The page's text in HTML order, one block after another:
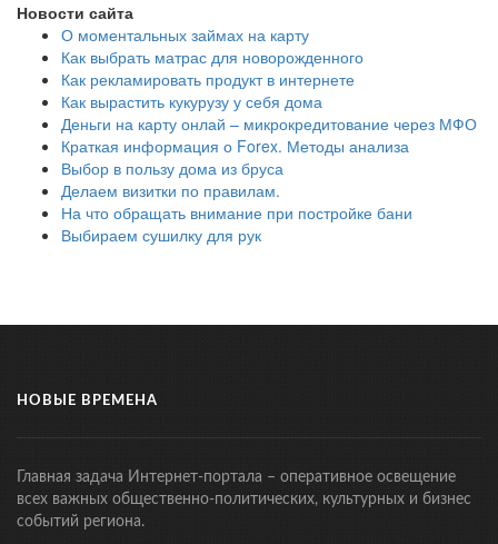
Новости сайта
О моментальных займах на карту
Как выбрать матрас для новорожденного
Как рекламировать продукт в интернете
Как вырастить кукурузу у себя дома
Деньги на карту онлай – микрокредитование через МФО
Краткая информация о Forex. Методы анализа
Выбор в пользу дома из бруса
Делаем визитки по правилам.
На что обращать внимание при постройке бани
Выбираем сушилку для рук
НОВЫЕ ВРЕМЕНА
Главная задача Интернет-портала – оперативное освещение
всех важных общественно-политических, культурных и бизнес
событий региона.